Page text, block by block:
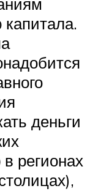
капитала.
деньги
регионах